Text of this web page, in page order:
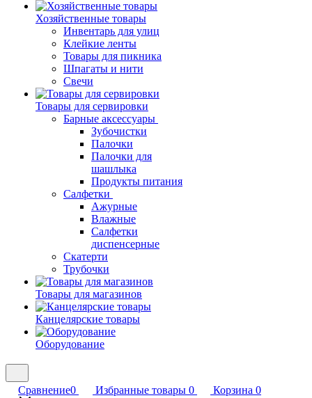
Хозяйственные товары
Инвентарь для улиц
Клейкие ленты
Товары для пикника
Шпагаты и нити
Свечи
Товары для сервировки
Барные аксессуары
Зубочистки
Палочки
Палочки для
шашлыка
Продукты питания
Салфетки
Ажурные
Влажные
Салфетки
диспенсерные
Скатерти
Трубочки
Товары для магазинов
Канцелярские товары
Оборудование
Сравнение0 Избранные товары 0 Корзина 0